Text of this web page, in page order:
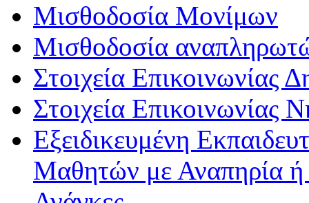
Μισθοδοσία Μονίμων
Μισθοδοσία
Στοιχεία Επικοινωνίας
Στοιχεία Επικοινωνίας
Εξειδικευμένη
Μαθητών με Αναπηρία ή /